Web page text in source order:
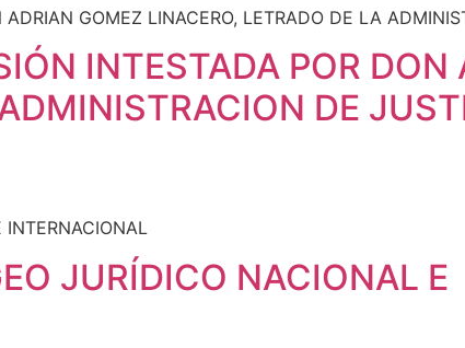
INTESTADA POR DON
DE
JURÍDICO NACIONAL E